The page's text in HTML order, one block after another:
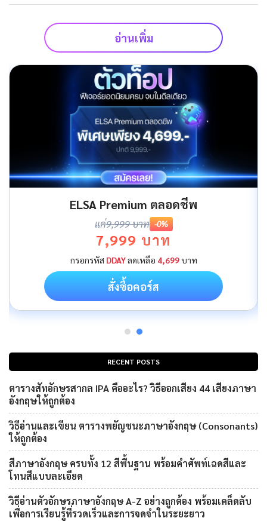
อ่านเพิ่ม
RECENT POSTS
ตารางสัทอักษรสากล IPA คืออะไร? วิธีออกเสียง 44 เสียงภาษา
อังกฤษให้ถูกต้อง
วิธีอ่านและเขียน ตารางพยัญชนะภาษาอังกฤษ (Consonants)
ให้ถูกต้อง
สีภาษาอังกฤษ ครบทั้ง 12 สีพื้นฐาน พร้อมคำศัพท์เฉดสีและ
โทนสีแบบละเอียด
วิธีอ่านตัวอักษรภาษาอังกฤษ A-Z อย่างถูกต้อง พร้อมเคล็ดลับ
เพื่อการเรียนรู้ที่รวดเร็วและการจดจำในระยะยาว
ELSA Premium ตลอดชีพ
แค่9,999 บาท -0%
7,999 บาท
กรอกรหัส DDAYลดเหลือ 4,699บาท
สั่งซื้อคอร์ส